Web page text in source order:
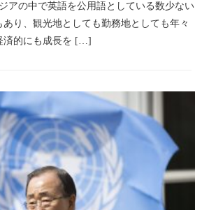
アの中で英語を公用語としている数少ない
あり、観光地としても勤務地としても年々
済的にも成長を […]